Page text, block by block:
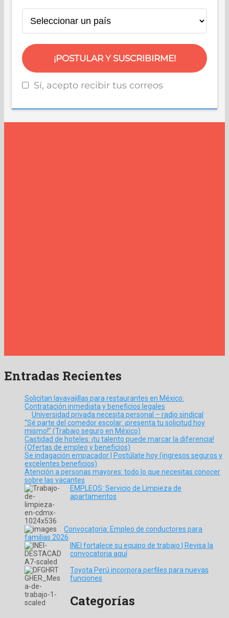
Entradas Recientes
Solicitan lavavajillas para restaurantes en México:
Contratación inmediata y beneficios legales
Universidad privada necesita personal – radio sindical
“Sé parte del comedor escolar: ¡presenta tu solicitud hoy
mismo!” (Trabajo seguro en México)
Castidad de hoteles: ¡tu talento puede marcar la diferencia!
(Ofertas de empleo y beneficios)
Se indagación empacador | Postúlate hoy (ingresos seguros y
excelentes beneficios)
Atención a personas mayores: todo lo que necesitas conocer
sobre las vacantes
EMPLEOS: Servicio de Limpieza de
apartamentos
Convocatoria: Empleo de conductores para
familias 2026
INEI fortalece su equipo de trabajo | Revisa la
convocatoria aquí
Toyota Perú incorpora perfiles para nuevas
funciones
Categorías